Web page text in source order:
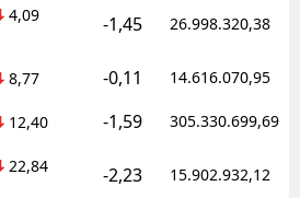
4,09 -1,45 26.998.320,38
8,77 -0,11 14.616.070,95
12,40 -1,59 305.330.699,69
22,84 -2,23 15.902.932,12